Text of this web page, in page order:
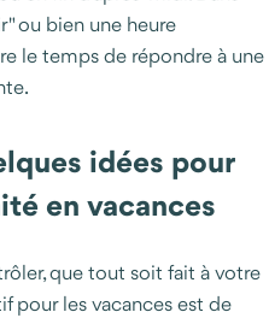
ou bien une heure
le temps de répondre à une
idées pour
en vacances
que tout soit fait à votre
pour les vacances est de